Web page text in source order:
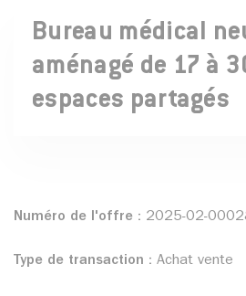
Bureau médical
aménagé de 17 à
espaces partagés
Numéro de l'offre : 2025-02-
Type de transaction : Achat vente